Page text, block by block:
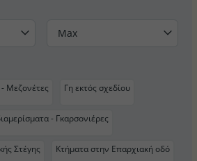
Max
- Μεζονέτες
Γη εκτός σχεδίου
- Γκαρσονιέρες
Στέγης Κτήματα στην Επαρχιακή οδό